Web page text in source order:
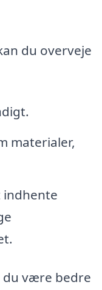
du overveje
materialer,
du være bedre